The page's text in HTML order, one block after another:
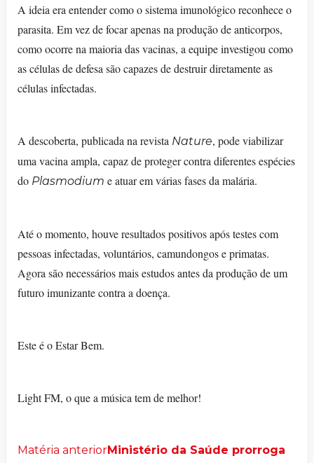
A ideia era entender como o sistema imunológico reconhece o
parasita. Em vez de focar apenas na produção de anticorpos,
como ocorre na maioria das vacinas, a equipe investigou como
as células de defesa são capazes de destruir diretamente as
células infectadas.
A descoberta, publicada na revista Nature, pode viabilizar
uma vacina ampla, capaz de proteger contra diferentes espécies
do Plasmodium e atuar em várias fases da malária.
Até o momento, houve resultados positivos após testes com
pessoas infectadas, voluntários, camundongos e primatas.
Agora são necessários mais estudos antes da produção de um
futuro imunizante contra a doença.
Este é o Estar Bem.
Light FM, o que a música tem de melhor!
Matéria anteriorMinistério da Saúde prorroga